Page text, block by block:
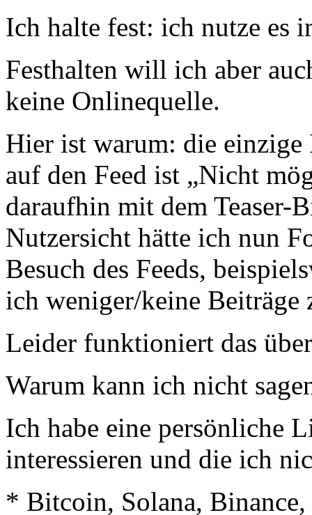
Ich halte fest: ich nutze es
Festhalten will ich aber
keine Onlinequelle.
Hier ist warum: die
auf den Feed ist „Nicht
daraufhin mit dem Teaser-
Nutzersicht hätte ich nun
Besuch des Feeds,
ich weniger/keine Beiträge
Leider funktioniert das
Warum kann ich nicht
Ich habe eine persönliche
interessieren und die ich
* Bitcoin, Solana,